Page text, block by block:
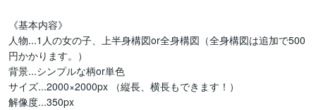
《基本内容》
人物...1人の女の子、上半身構図or全身構図（全身構図は追加で500
円かかります。）
背景...シンプルな柄or単色
サイズ...2000×2000px （縦長、横長もできます！）
解像度...350px